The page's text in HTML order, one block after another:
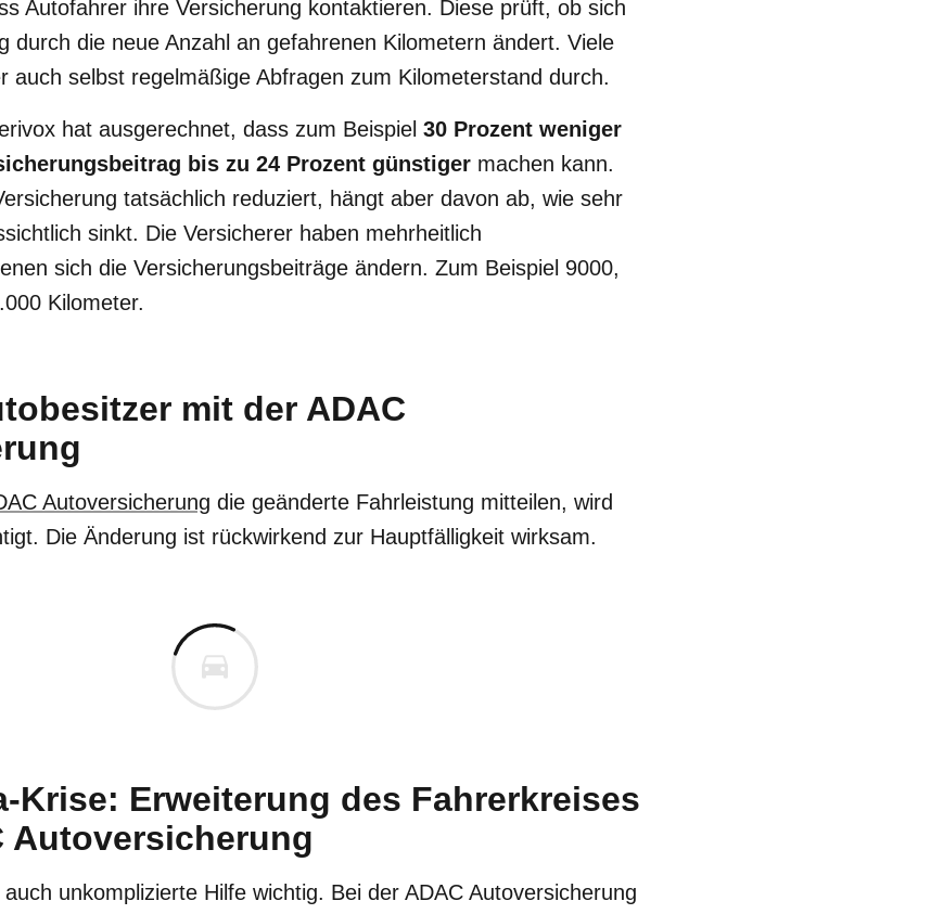
Autofahrer ihre Versicherung kontaktieren. Diese prüft, ob sich
durch die neue Anzahl an gefahrenen Kilometern ändert. Viele
auch selbst regelmäßige Abfragen zum Kilometerstand durch.
hat ausgerechnet, dass zum Beispiel 30 Prozent weniger
bis zu 24 Prozent günstiger machen kann.
tatsächlich reduziert, hängt aber davon ab, wie sehr
sinkt. Die Versicherer haben mehrheitlich
sich die Versicherungsbeiträge ändern. Zum Beispiel 9000,
Kilometer.
mit der ADAC
Autoversicherung die geänderte Fahrleistung mitteilen, wird
Die Änderung ist rückwirkend zur Hauptfälligkeit wirksam.
Krise: Erweiterung des Fahrerkreises
Autoversicherung
unkomplizierte Hilfe wichtig. Bei der ADAC Autoversicherung